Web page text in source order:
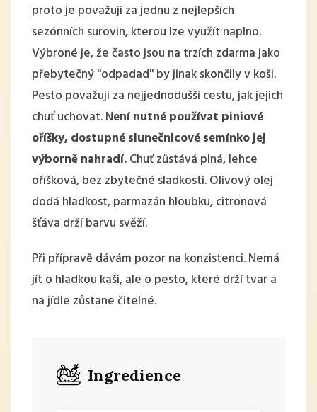
proto je považuji za jednu z nejlepších
sezónních surovin, kterou lze využít naplno.
Výbroné je, že často jsou na trzích zdarma jako
přebytečný ''odpadad'' by jinak skončily v koši.
Pesto považuji za nejjednodušší cestu, jak jejich
chuť uchovat. Není nutné používat piniové
oříšky, dostupné slunečnicové semínko jej
výborně nahradí.Chuť zůstává plná, lehce
oříšková, bez zbytečné sladkosti. Olivový olej
dodá hladkost, parmazán hloubku, citronová
šťáva drží barvu svěží.
Při přípravě dávám pozor na konzistenci. Nemá
jít o hladkou kaši, ale o pesto, které drží tvar a
na jídle zůstane čitelné.
Ingredience